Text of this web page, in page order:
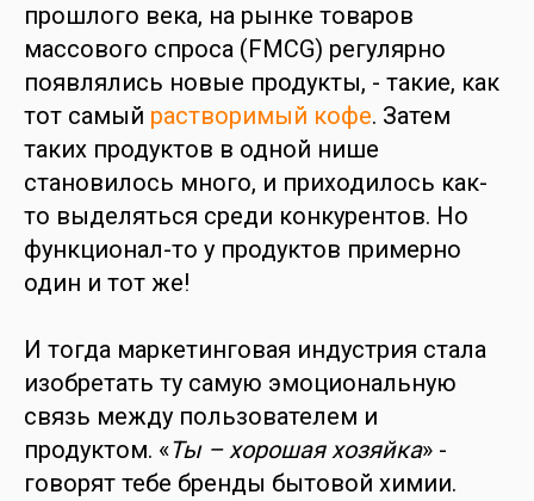
прошлого века, на рынке товаров
массового спроса (FMCG) регулярно
появлялись новые продукты, - такие, как
тот самый растворимый кофе. Затем
таких продуктов в одной нише
становилось много, и приходилось как-
то выделяться среди конкурентов. Но
функционал-то у продуктов примерно
один и тот же!
И тогда маркетинговая индустрия стала
изобретать ту самую эмоциональную
связь между пользователем и
продуктом. «Ты – хорошая хозяйка» -
говорят тебе бренды бытовой химии.